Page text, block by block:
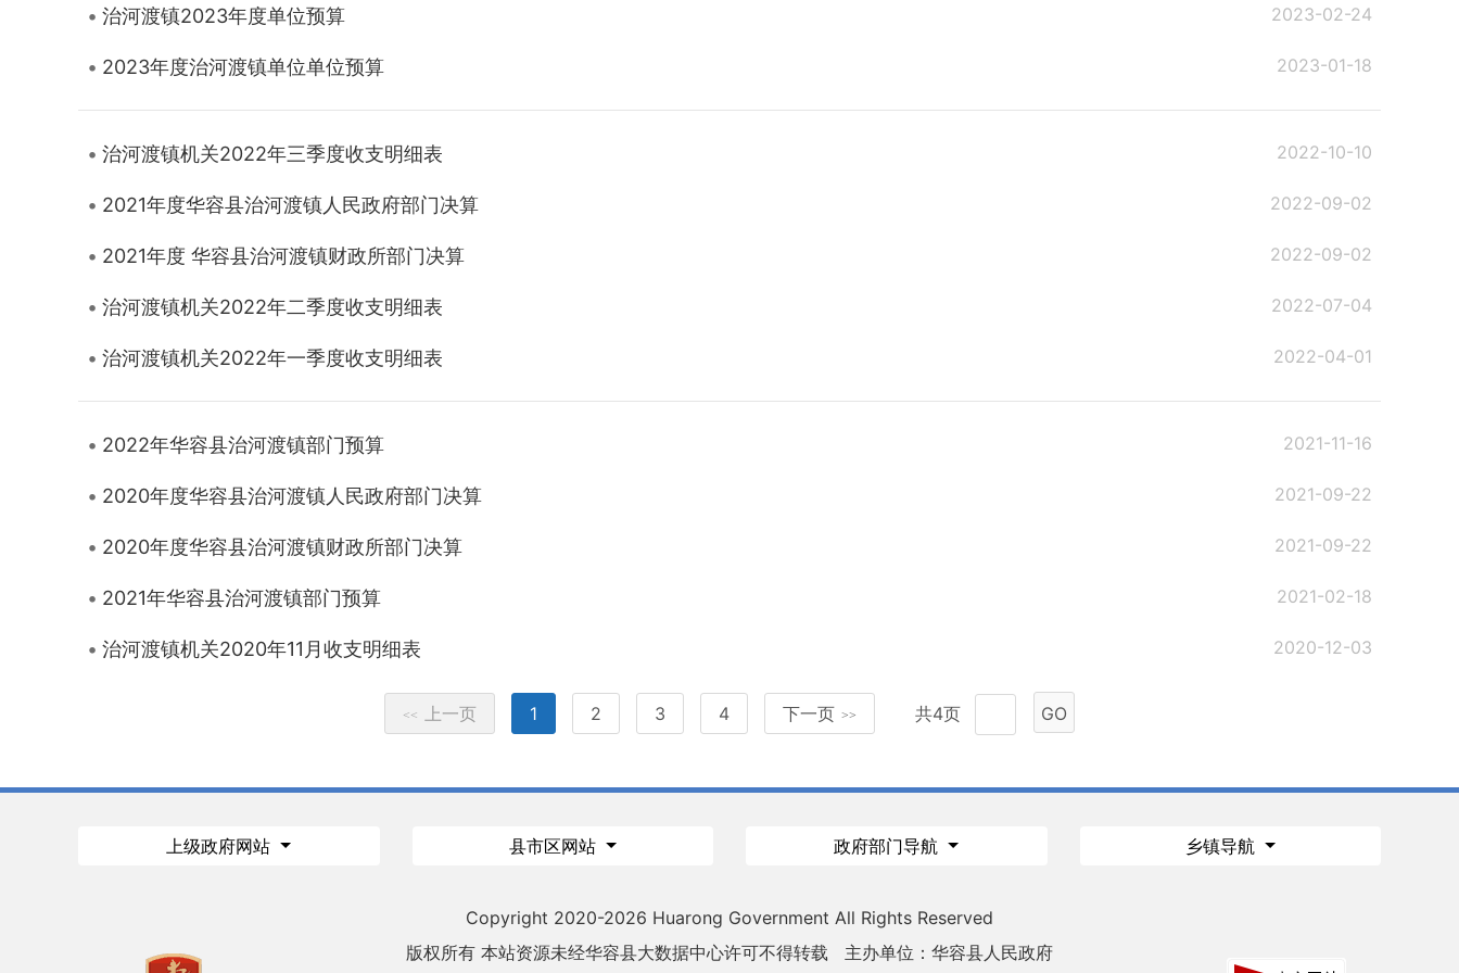
治河渡镇2023年度单位预算 2023-02-24
2023年度治河渡镇单位单位预算 2023-01-18
治河渡镇机关2022年三季度收支明细表 2022-10-10
2021年度华容县治河渡镇人民政府部门决算 2022-09-02
2021年度 华容县治河渡镇财政所部门决算 2022-09-02
治河渡镇机关2022年二季度收支明细表 2022-07-04
治河渡镇机关2022年一季度收支明细表 2022-04-01
2022年华容县治河渡镇部门预算 2021-11-16
2020年度华容县治河渡镇人民政府部门决算 2021-09-22
2020年度华容县治河渡镇财政所部门决算 2021-09-22
2021年华容县治河渡镇部门预算 2021-02-18
治河渡镇机关2020年11月收支明细表 2020-12-03
<< 上一页 1 2 3 4 下一页 >> 共4页 GO
上级政府网站 县市区网站 政府部门导航 乡镇导航
Copyright 2020-2026 Huarong Government All Rights Reserved
版权所有 本站资源未经华容县大数据中心许可不得转载
主办单位：华容县人民政府